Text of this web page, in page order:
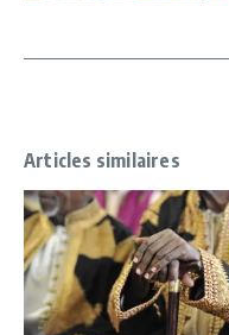
Articles similaires